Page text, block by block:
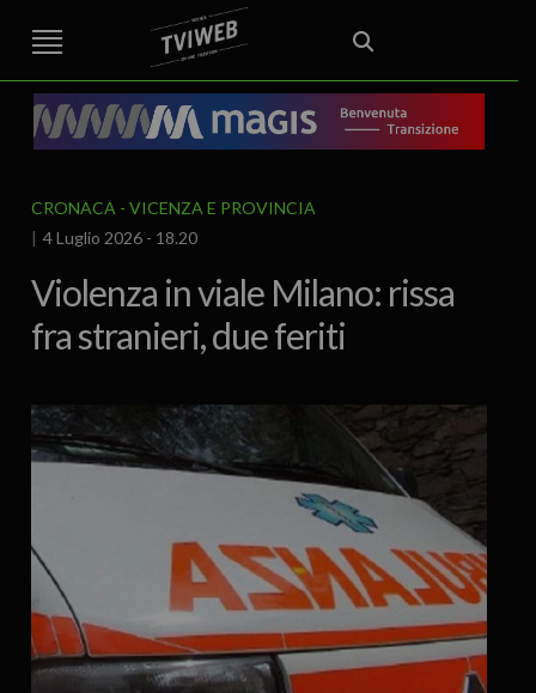
STREET TG CRONACA VENETO
VICENZA E PROVINCIA
AREA BERICA
ECONOMIA ATTUALITA’ POLITICA
EDITORIALE ITALIA E MONDO CURIOSITÀ – LIFESTYLE
CULTURA ARTE
SPORT
IL GRAFFIO FOOD & DRINK
CRONACA
VICENZA E PROVINCIA
4 Luglio 2026 - 18.20
Violenza in viale Milano: rissa
fra stranieri, due feriti